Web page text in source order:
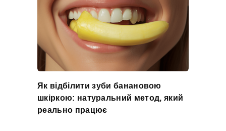
Як відбілити зуби банановою
шкіркою: натуральний метод, який
реально працює